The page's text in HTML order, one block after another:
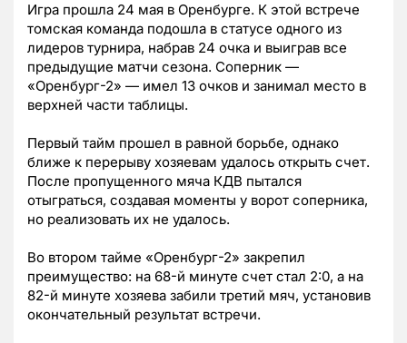
Игра прошла 24 мая в Оренбурге. К этой встрече
томская команда подошла в статусе одного из
лидеров турнира, набрав 24 очка и выиграв все
предыдущие матчи сезона. Соперник —
«Оренбург-2» — имел 13 очков и занимал место в
верхней части таблицы.
Первый тайм прошел в равной борьбе, однако
ближе к перерыву хозяевам удалось открыть счет.
После пропущенного мяча КДВ пытался
отыграться, создавая моменты у ворот соперника,
но реализовать их не удалось.
Во втором тайме «Оренбург-2» закрепил
преимущество: на 68-й минуте счет стал 2:0, а на
82-й минуте хозяева забили третий мяч, установив
окончательный результат встречи.